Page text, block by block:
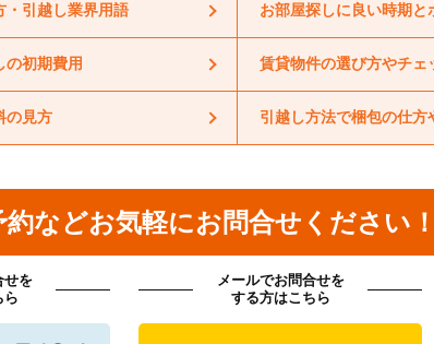
・引越し業界用語 お部屋探しに良い時期と
の初期費用 賃貸物件の選び方やチェ
の見方 引越し方法で梱包の仕方
などお気軽にお問合せください！
せを
ら
メールでお問合せを
する方はこちら